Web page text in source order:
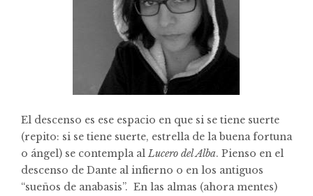
El descenso es ese espacio en que si se tiene suerte
(repito: si se tiene suerte, estrella de la buena fortuna
o ángel) se contempla alLucero del Alba. Pienso en el
descenso de Dante al infierno o en los antiguos
“sueños de anabasis”. En las almas (ahora mentes)